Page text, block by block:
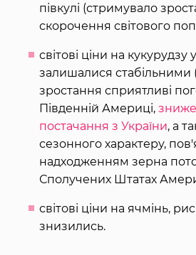
півкулі (стримувало
скорочення світового
світові ціни на кукурудзу
залишалися стабільними
зростання сприятливі
Південній Америці,
постачання з України, а
сезонного характеру,
надходженням зерна
Сполучених Штатах
світові ціни на ячмінь,
знизились.